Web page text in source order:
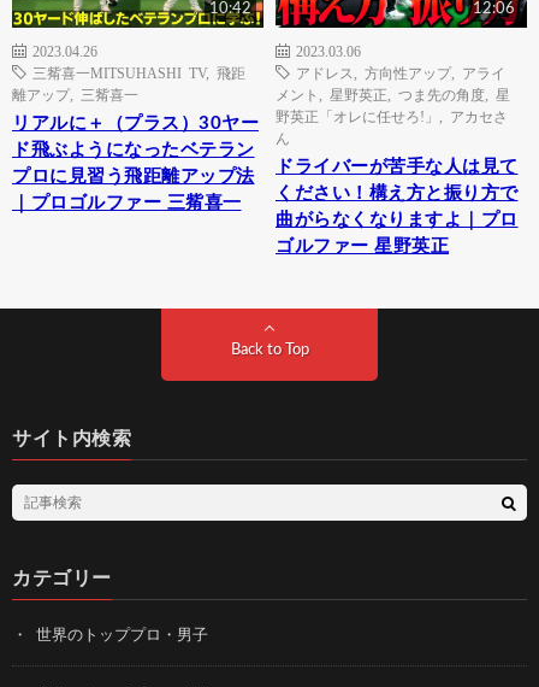
10:42
2023.04.26
三觜喜一MITSUHASHI TV, 飛距
離アップ
三觜喜一
リアルに＋（プラス）30ヤー
ド飛ぶようになったベテラン
プロに見習う飛距離アップ法
｜プロゴルファー 三觜喜一
12:06
2023.03.06
アドレス
方向性アップ
アライ
メント
星野英正 つま先の角度
星
野英正「オレに任せろ!」
アカセさ
ん
ドライバーが苦手な人は見て
ください！構え方と振り方で
曲がらなくなりますよ｜プロ
ゴルファー 星野英正
Back to Top
サイト内検索
カテゴリー
世界のトッププロ・男子